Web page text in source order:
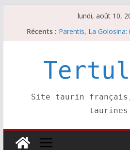
lundi, août 10,
Récents : Coup de foudre à
A Parentis, à part les
Les brèves du
Site taurin
taurines